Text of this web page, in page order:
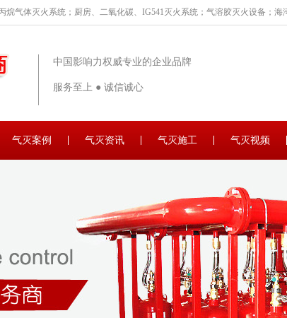
烷气体灭火系统；厨房、二氧化碳、IG541灭火系统；气溶胶灭火设备；
中国影响力权威专业的企业品牌
服务至上 ● 诚信诚心
气灭案例 气灭资讯 气灭施工 气灭视频